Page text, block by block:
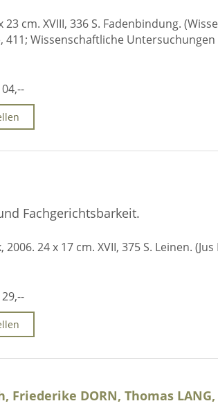
23 cm. XVIII, 336 S. Fadenbindung.
411; Wissenschaftliche
Fachgerichtsbarkeit.
24 x 17 cm. XVII, 375 S. Leinen.
Friederike DORN, Thomas